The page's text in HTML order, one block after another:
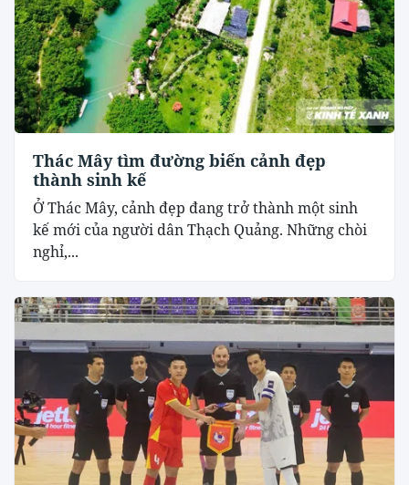
Thác Mây tìm đường biến cảnh đẹp
thành sinh kế
Ở Thác Mây, cảnh đẹp đang trở thành một sinh
kế mới của người dân Thạch Quảng. Những chòi
nghỉ,...